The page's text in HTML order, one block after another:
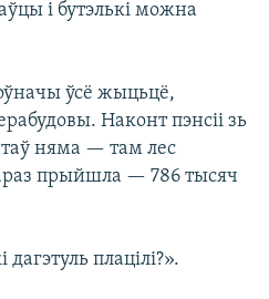
і бутэлькі можна
ўсё жыцьцё,
Наконт пэнсіі зь
няма — там лес
прыйшла — 786 тысяч
дагэтуль плацілі?».